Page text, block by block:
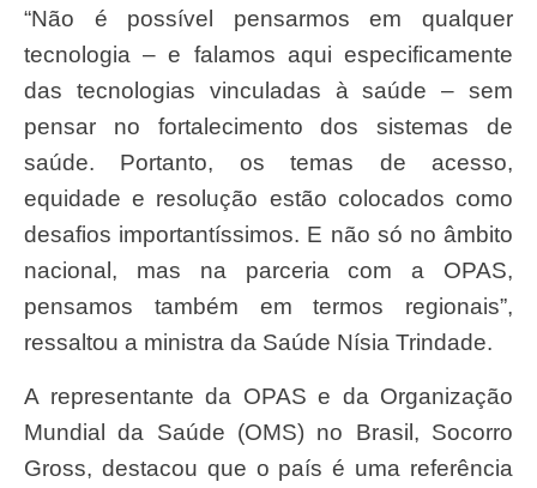
“Não é possível pensarmos em qualquer
tecnologia – e falamos aqui especificamente
das tecnologias vinculadas à saúde – sem
pensar no fortalecimento dos sistemas de
saúde. Portanto, os temas de acesso,
equidade e resolução estão colocados como
desafios importantíssimos. E não só no âmbito
nacional, mas na parceria com a OPAS,
pensamos também em termos regionais”,
ressaltou a ministra da Saúde Nísia Trindade.
A representante da OPAS e da Organização
Mundial da Saúde (OMS) no Brasil, Socorro
Gross, destacou que o país é uma referência